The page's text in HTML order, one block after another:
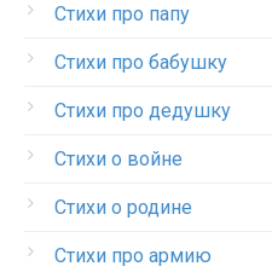
Стихи про папу
Стихи про бабушку
Стихи про дедушку
Стихи о войне
Стихи о родине
Стихи про армию